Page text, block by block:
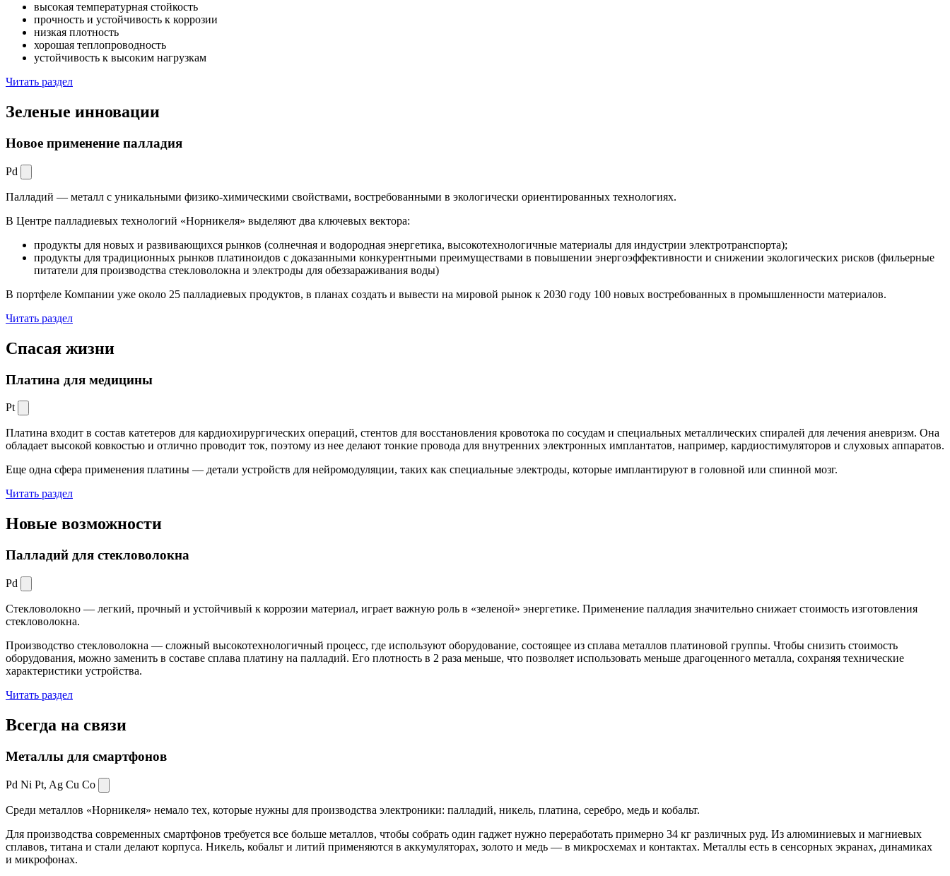
высокая температурная стойкость
прочность и устойчивость к коррозии
низкая плотность
хорошая теплопроводность
устойчивость к высоким нагрузкам
Читать раздел
Зеленые инновации
Новое применение палладия
Pd
Палладий — металл с уникальными физико-химическими свойствами, востребованными в экологически ориентированных технологиях.
В Центре палладиевых технологий «Норникеля» выделяют два ключевых вектора:
продукты для новых и развивающихся рынков (солнечная и водородная энергетика, высокотехнологичные материалы для индустрии электротранспорта);
продукты для традиционных рынков платиноидов с доказанными конкурентными преимуществами в повышении энергоэффективности и снижении экологических рисков (фильерные
питатели для производства стекловолокна и электроды для обеззараживания воды)
В портфеле Компании уже около 25 палладиевых продуктов, в планах создать и вывести на мировой рынок к 2030 году 100 новых востребованных в промышленности материалов.
Читать раздел
Спасая жизни
Платина для медицины
Pt
Платина входит в состав катетеров для кардиохирургических операций, стентов для восстановления кровотока по сосудам и специальных металлических спиралей для лечения аневризм. Она
обладает высокой ковкостью и отлично проводит ток, поэтому из нее делают тонкие провода для внутренних электронных имплантатов, например, кардиостимуляторов и слуховых аппаратов.
Еще одна сфера применения платины — детали устройств для нейромодуляции, таких как специальные электроды, которые имплантируют в головной или спинной мозг.
Читать раздел
Новые возможности
Палладий для стекловолокна
Pd
Стекловолокно — легкий, прочный и устойчивый к коррозии материал, играет важную роль в «зеленой» энергетике. Применение палладия значительно снижает стоимость изготовления
стекловолокна.
Производство стекловолокна — сложный высокотехнологичный процесс, где используют оборудование, состоящее из сплава металлов платиновой группы. Чтобы снизить стоимость
оборудования, можно заменить в составе сплава платину на палладий. Его плотность в 2 раза меньше, что позволяет использовать меньше драгоценного металла, сохраняя технические
характеристики устройства.
Читать раздел
Всегда на связи
Металлы для смартфонов
Pd Ni Pt, Ag Cu Co
Среди металлов «Норникеля» немало тех, которые нужны для производства электроники: палладий, никель, платина, серебро, медь и кобальт.
Для производства современных смартфонов требуется все больше металлов, чтобы собрать один гаджет нужно переработать примерно 34 кг различных руд. Из алюминиевых и магниевых
сплавов, титана и стали делают корпуса. Никель, кобальт и литий применяются в аккумуляторах, золото и медь — в микросхемах и контактах. Металлы есть в сенсорных экранах, динамиках
и микрофонах.